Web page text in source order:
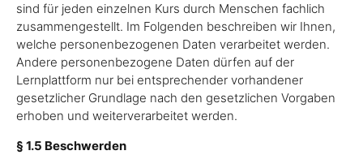
sind für jeden einzelnen Kurs durch Menschen fachlich
zusammengestellt. Im Folgenden beschreiben wir Ihnen,
welche personenbezogenen Daten verarbeitet werden.
Andere personenbezogene Daten dürfen auf der
Lernplattform nur bei entsprechender vorhandener
gesetzlicher Grundlage nach den gesetzlichen Vorgaben
erhoben und weiterverarbeitet werden.
§ 1.5 Beschwerden